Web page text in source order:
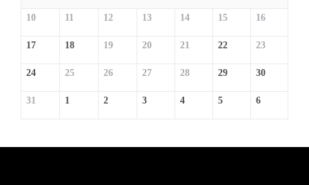
10 11 12 13 14 15 16
17 18 19 20 21 22 23
24 25 26 27 28 29 30
31 1 2 3 4 5 6